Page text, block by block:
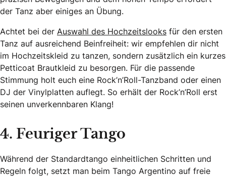
der Tanz aber einiges an Übung.
Achtet bei der Auswahl des Hochzeitslooks für den ersten
Tanz auf ausreichend Beinfreiheit: wir empfehlen dir nicht
im Hochzeitskleid zu tanzen, sondern zusätzlich ein kurzes
Petticoat Brautkleid zu besorgen. Für die passende
Stimmung holt euch eine Rock’n’Roll-Tanzband oder einen
DJ der Vinylplatten auflegt. So erhält der Rock’n’Roll erst
seinen unverkennbaren Klang!
4. Feuriger Tango
Während der Standardtango einheitlichen Schritten und
Regeln folgt, setzt man beim Tango Argentino auf freie